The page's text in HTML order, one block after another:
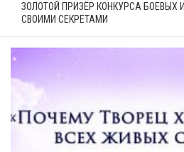
ЗОЛОТОЙ ПРИЗЁР КОНКУРСА БОЕВЫХ
СВОИМИ СЕКРЕТАМИ